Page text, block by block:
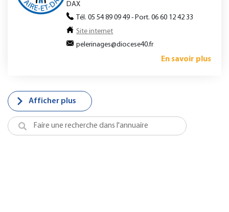
DAX
Tél. 05 54 89 09 49 - Port. 06 60 12 42 33
Site internet
pelerinages@diocese40.fr
En savoir plus
Afficher plus